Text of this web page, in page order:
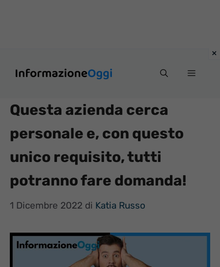
Menu
Questa azienda cerca
personale e, con questo
unico requisito, tutti
potranno fare domanda!
1 Dicembre 2022 di Katia Russo